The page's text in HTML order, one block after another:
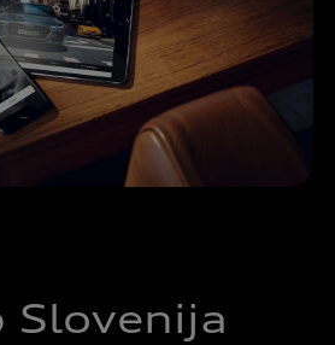
Slovenija